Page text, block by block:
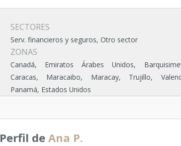
SECTORES
Serv. financieros y seguros, Otro sector
ZONAS
Canadá, Emiratos Árabes Unidos,
Caracas, Maracaibo, Maracay, Trujillo,
Panamá, Estados Unidos
Perfil de Ana P.